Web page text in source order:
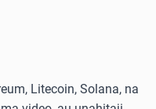
Litecoin, Solana, na